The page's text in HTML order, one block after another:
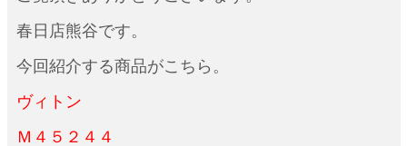
春日店熊谷です。
今回紹介する商品がこちら。
ヴィトン
Ｍ４５２４４